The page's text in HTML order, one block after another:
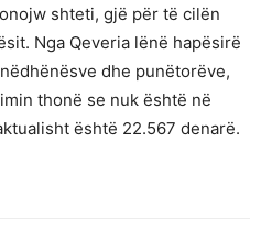
shteti, gjë për të cilën
Nga Qeveria lënë hapësirë
dhe punëtorëve,
thonë se nuk është në
është 22.567 denarë.